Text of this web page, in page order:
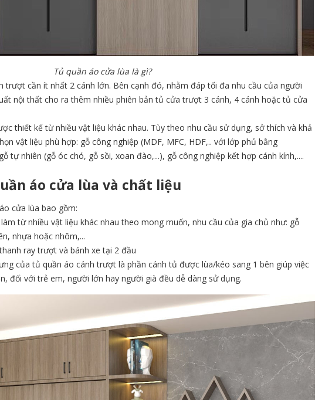
Tủ quần áo cửa lùa là gì?
trượt cần ít nhất 2 cánh lớn. Bên cạnh đó, nhằm đáp tối đa nhu cầu của người
nội thất cho ra thêm nhiều phiên bản tủ cửa trượt 3 cánh, 4 cánh hoặc tủ cửa
thiết kế từ nhiều vật liệu khác nhau. Tùy theo nhu cầu sử dụng, sở thích và khả
vật liệu phù hợp: gỗ công nghiệp (MDF, MFC, HDF,.. với lớp phủ bằng
tự nhiên (gỗ óc chó, gỗ sồi, xoan đào,...), gỗ công nghiệp kết hợp cánh kính,....
áo cửa lùa và chất liệu
cửa lùa bao gồm:
từ nhiều vật liệu khác nhau theo mong muốn, nhu cầu của gia chủ như: gỗ
nhựa hoặc nhôm,...
ray trượt và bánh xe tại 2 đầu
của tủ quần áo cánh trượt là phần cánh tủ được lùa/kéo sang 1 bên giúp việc
đối với trẻ em, người lớn hay người già đều dễ dàng sử dụng.